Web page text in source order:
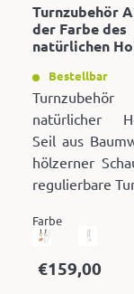
Turnzubehör
der Farbe des
natürlichen
Bestellbar
natürlicher
Seil aus
hölzerner
regulierbare
Farbe
€159,00